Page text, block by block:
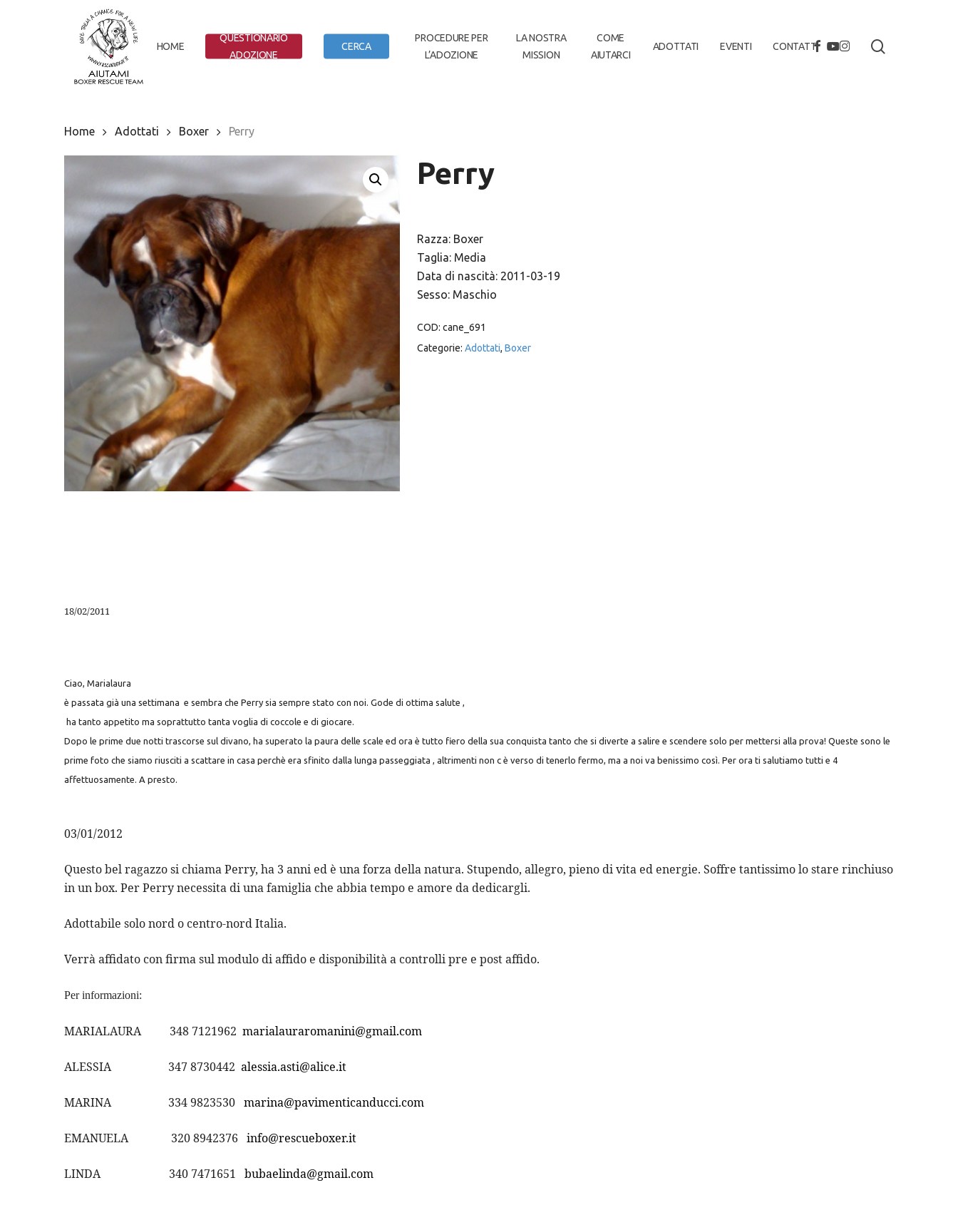
Hit enter to search or ESC to close
HOME
QUESTIONARIO
ADOZIONE
CERCA
PROCEDURE PER
L’ADOZIONE
LA NOSTRA
MISSION
COME
AIUTARCI
ADOTTATI EVENTI CONTATTIFACEBOOK
YOUTUBE
INSTAGRAM
Home Adottati Boxer Perry
Perry
Razza: Boxer
Taglia: Media
Data di nascità: 2011-03-19
Sesso: Maschio
COD: cane_691
Categorie: Adottati, Boxer
18/02/2011
Ciao, Marialaura
è passata già una settimana e sembra che Perry sia sempre stato con noi. Gode di ottima salute ,
ha tanto appetito ma soprattutto tanta voglia di coccole e di giocare.
Dopo le prime due notti trascorse sul divano, ha superato la paura delle scale ed ora è tutto fiero della sua conquista tanto che si diverte a salire e scendere solo per mettersi alla prova! Queste sono le
prime foto che siamo riusciti a scattare in casa perchè era sfinito dalla lunga passeggiata , altrimenti non c è verso di tenerlo fermo, ma a noi va benissimo così. Per ora ti salutiamo tutti e 4
affettuosamente. A presto.
03/01/2012
Questo bel ragazzo si chiama Perry, ha 3 anni ed è una forza della natura. Stupendo, allegro, pieno di vita ed energie. Soffre tantissimo lo stare rinchiuso
in un box. Per Perry necessita di una famiglia che abbia tempo e amore da dedicargli.
Adottabile solo nord o centro-nord Italia.
Verrà affidato con firma sul modulo di affido e disponibilità a controlli pre e post affido.
Per informazioni:
MARIALAURA 348 7121962 marialauraromanini@gmail.com
ALESSIA 347 8730442 alessia.asti@alice.it
MARINA 334 9823530 marina@pavimenticanducci.com
EMANUELA 320 8942376 info@rescueboxer.it
LINDA 340 7471651 bubaelinda@gmail.com